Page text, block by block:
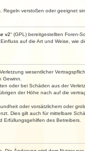
verstoßen oder geeignet
v2“ (GPL) bereitgestellten Foren-
auf die Art und Weise,
wesentlicher
oder bei Schäden aus der
der Höhe nach auf die
oder vorsätzlichem oder
Dies gilt auch für mittelbare
Erfüllungsgehilfen des Betreibers.